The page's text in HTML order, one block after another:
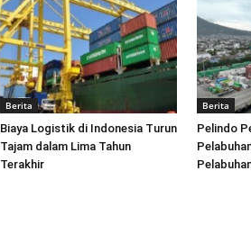
Berita
Biaya Logistik di Indonesia Turun
Tajam dalam Lima Tahun
Terakhir
Berita
Pelindo